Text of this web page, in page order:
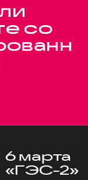
со
6 марта
«ГЭС-2»